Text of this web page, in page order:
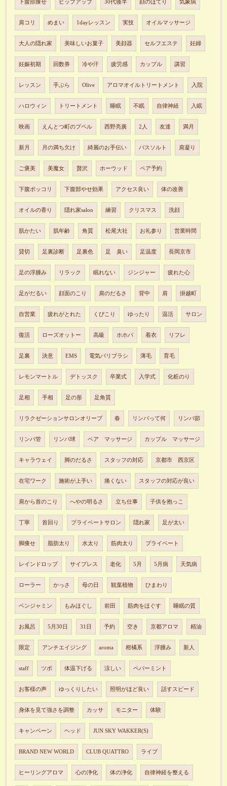
下腹部痩せ ヒップアップ 30代後半 顔のほてり 気象病
肩コリ めまい 1dayレッスン 実技 オイルマッサージ
大人の隠れ家 美味しいお菓子 美顔器 セルフエステ 妊婦
妊娠初期 回数券 冷や汗 疲労感 カップル 講習
レッスン 手ぶら Olive アロマオイルトリートメント 入院
ハロウィン トリートメント 睡眠 不眠 自律神経 入眠
映画 えんとつ町のプペル 西野亮廣 2人 友達 満月
新月 月の満ち欠け 綺麗のお手伝い バスソルト 肩凝り
ご褒美 美魔女 贅沢 ホーウッド ペア予約
下腹ポッコリ 下腹部やせ効果 アクセス良い 体の改善
オイルの香り 隠れ家salon 練習 クリスマス 洗顔
肌かたい 肌年齢 角質 松尾大社 お礼参り 営業時間
貸切 足裏診断 足裏色 足 臭い 足温度 長岡京市
足の浮腫み リラック 眠れない ジンジャー 疲れた心
足がだるい 顔面のこり 肩のだるさ 背中 肩 掛越町
自営業 疲れがとれた くびこり ゆったり 温活 サロン
復活 ローズオットー 高級 ホホバ 着衣 リフレ
足裏 決意 EMS 電気バリブラシ 薄毛 育毛
レモンマートル デトッスク 卒業式 入学式 化粧のり
足相 手相 足の形 足角質
リラクゼーションサロンオリーブ 春 リンパって何 リンパ節
リンパ管 リンパ球 ペア マッサージ カップル マッサージ
キャラウェイ 脚のだるさ スタッフの対応 京都市 西京区
在宅ワーク 施術が上手い 痛くない スタッフの対応が良い
肩から首のこり へやの明るさ 立ち仕事 子供を抱っこ
丁寧 首回り プライベートサロン 隠れ家 足が太い
脚痩せ 脂肪太り 水太り 筋肉太り プライベート
レインドロップ サイプレス 老化 5月 5月病 天気病
ローラー かっさ 母の日 観葉植物 ひまわり
ベンジャミン もみほぐし 前田 筋肉をほぐす 睡眠の質
お風呂 5月30日 31日 予約 空き 京都アロマ 精油
限定 アンチエイジング aroma 柑橘系 浮腫み 新人
staff ツボ 体温下げる 涼しい ペパーミント
お客様の声 ゆっくりしたい 照明がほど良い 話すスピード
身体を見て強さを調整 カッサ モニター 体験
キャンペーン ヘッド JUN SKY WAKKER(S)
BRAND NEW WORLD CLUB QUATTRO ライブ
ヒーリングアロマ 心の浄化 体の浄化 自律神経を整える